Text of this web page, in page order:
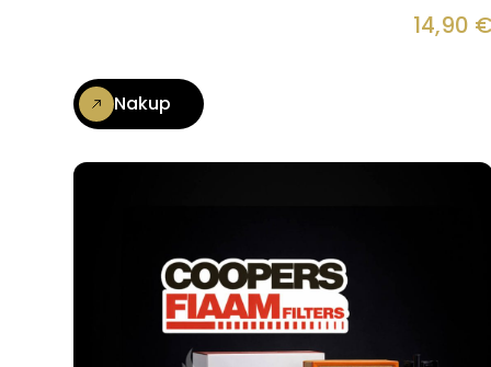
14,90
Nakup